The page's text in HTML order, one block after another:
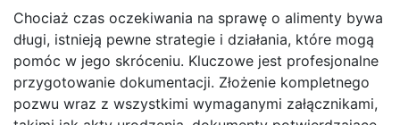
Chociaż czas oczekiwania na sprawę o alimenty bywa
długi, istnieją pewne strategie i działania, które mogą
pomóc w jego skróceniu. Kluczowe jest profesjonalne
przygotowanie dokumentacji. Złożenie kompletnego
pozwu wraz z wszystkimi wymaganymi załącznikami,